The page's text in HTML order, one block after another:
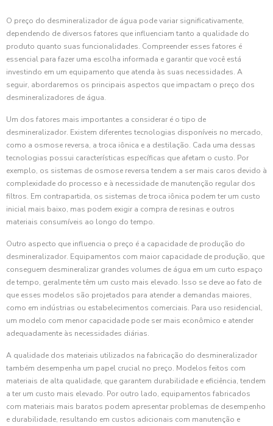
O preço do desmineralizador de água pode variar significativamente,
dependendo de diversos fatores que influenciam tanto a qualidade do
produto quanto suas funcionalidades. Compreender esses fatores é
essencial para fazer uma escolha informada e garantir que você está
investindo em um equipamento que atenda às suas necessidades. A
seguir, abordaremos os principais aspectos que impactam o preço dos
desmineralizadores de água.
Um dos fatores mais importantes a considerar é o tipo de
desmineralizador. Existem diferentes tecnologias disponíveis no mercado,
como a osmose reversa, a troca iônica e a destilação. Cada uma dessas
tecnologias possui características específicas que afetam o custo. Por
exemplo, os sistemas de osmose reversa tendem a ser mais caros devido à
complexidade do processo e à necessidade de manutenção regular dos
filtros. Em contrapartida, os sistemas de troca iônica podem ter um custo
inicial mais baixo, mas podem exigir a compra de resinas e outros
materiais consumíveis ao longo do tempo.
Outro aspecto que influencia o preço é a capacidade de produção do
desmineralizador. Equipamentos com maior capacidade de produção, que
conseguem desmineralizar grandes volumes de água em um curto espaço
de tempo, geralmente têm um custo mais elevado. Isso se deve ao fato de
que esses modelos são projetados para atender a demandas maiores,
como em indústrias ou estabelecimentos comerciais. Para uso residencial,
um modelo com menor capacidade pode ser mais econômico e atender
adequadamente às necessidades diárias.
A qualidade dos materiais utilizados na fabricação do desmineralizador
também desempenha um papel crucial no preço. Modelos feitos com
materiais de alta qualidade, que garantem durabilidade e eficiência, tendem
a ter um custo mais elevado. Por outro lado, equipamentos fabricados
com materiais mais baratos podem apresentar problemas de desempenho
e durabilidade, resultando em custos adicionais com manutenção e